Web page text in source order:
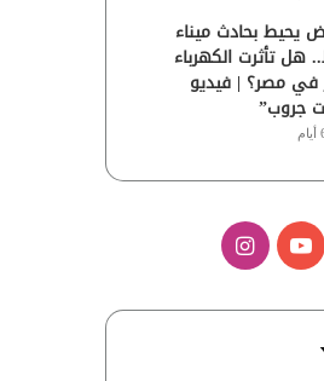
يحيط بحادث ميناء
هل تأثرت الكهرباء
في مصر؟ | فيديو
جروب”
ا